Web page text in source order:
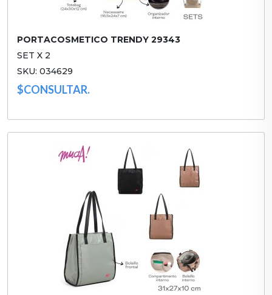
PORTACOSMETICO TRENDY 29343
SET X 2
SKU: 034629
$CONSULTAR.